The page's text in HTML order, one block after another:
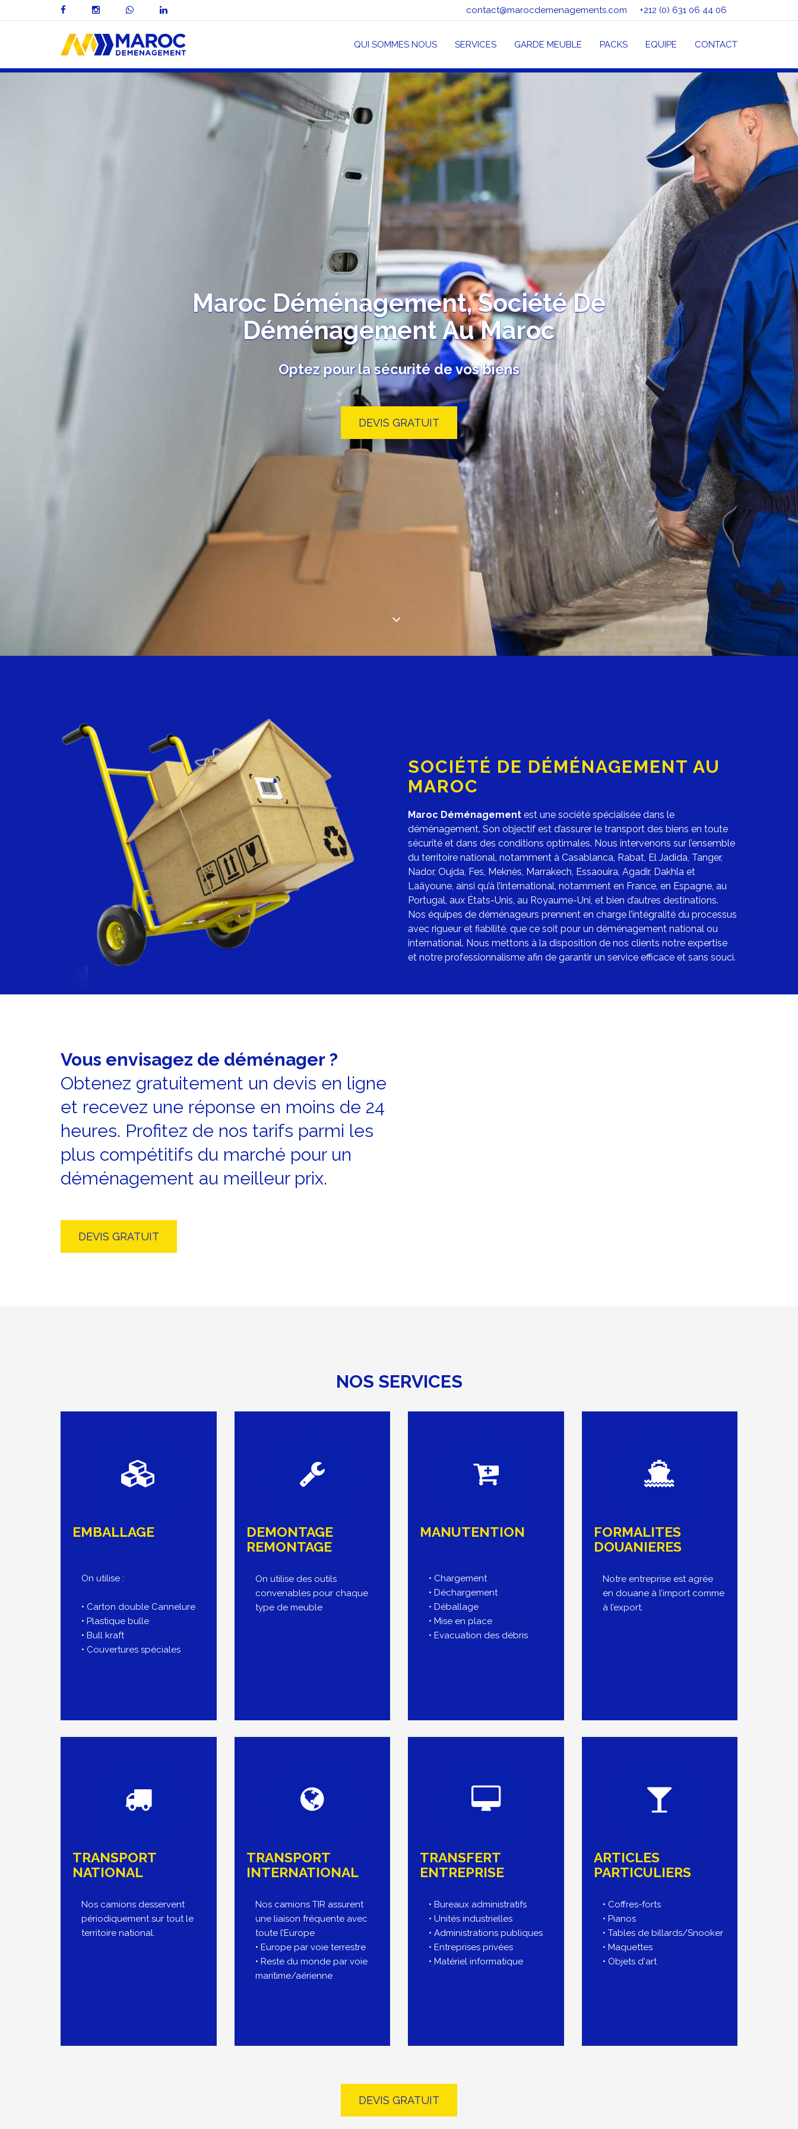
contact@marocdemenagements.com +212 (0) 631 06 44 06
QUI SOMMES NOUS SERVICES GARDE MEUBLE PACKS EQUIPE CONTACT
Maroc Déménagement, Société De
Déménagement Au Maroc
Optez pour la sécurité de vos biens
DEVIS GRATUIT
SOCIÉTÉ DE DÉMÉNAGEMENT AU
MAROC
Maroc Déménagement est une société spécialisée dans le
déménagement. Son objectif est d’assurer le transport des biens en toute
sécurité et dans des conditions optimales. Nous intervenons sur l’ensemble
du territoire national, notamment à Casablanca, Rabat, El Jadida, Tanger,
Nador, Oujda, Fes, Meknès, Marrakech, Essaouira, Agadir, Dakhla et
Laâyoune, ainsi qu’à l’international, notamment en France, en Espagne, au
Portugal, aux États-Unis, au Royaume-Uni, et bien d’autres destinations.
Nos équipes de déménageurs prennent en charge l’intégralité du processus
avec rigueur et fiabilité, que ce soit pour un déménagement national ou
international. Nous mettons à la disposition de nos clients notre expertise
et notre professionnalisme afin de garantir un service efficace et sans souci.
Vous envisagez de déménager ?
Obtenez gratuitement un devis en ligne
et recevez une réponse en moins de 24
heures. Profitez de nos tarifs parmi les
plus compétitifs du marché pour un
déménagement au meilleur prix.
DEVIS GRATUIT
NOS SERVICES
EMBALLAGE
On utilise :
• Carton double Cannelure
• Plastique bulle
• Bull kraft
• Couvertures spéciales
DEMONTAGE
REMONTAGE
On utilise des outils
convenables pour chaque
type de meuble
MANUTENTION
• Chargement
• Déchargement
• Déballage
• Mise en place
• Evacuation des débris
FORMALITES
DOUANIERES
Notre entreprise est agrée
en douane à l’import comme
à l’export.
TRANSPORT
NATIONAL
Nos camions desservent
périodiquement sur tout le
territoire national.
TRANSPORT
INTERNATIONAL
Nos camions TIR assurent
une liaison fréquente avec
toute l’Europe
• Europe par voie terrestre
• Reste du monde par voie
maritime/aérienne
TRANSFERT
ENTREPRISE
• Bureaux administratifs
• Unités industrielles
• Administrations publiques
• Entreprises privées
• Matériel informatique
ARTICLES
PARTICULIERS
• Coffres-forts
• Pianos
• Tables de billards/Snooker
• Maquettes
• Objets d'art
DEVIS GRATUIT